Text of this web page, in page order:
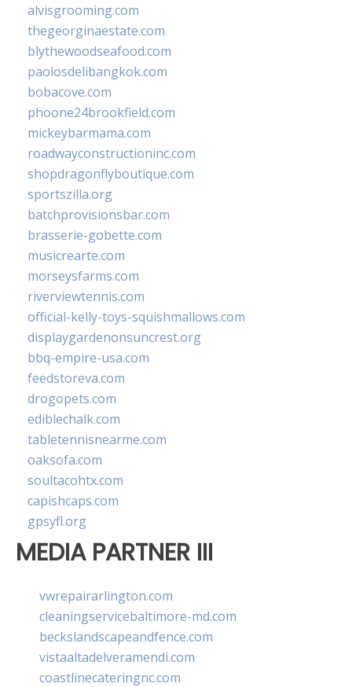
alvisgrooming.com
thegeorginaestate.com
blythewoodseafood.com
paolosdelibangkok.com
bobacove.com
phoone24brookfield.com
mickeybarmama.com
roadwayconstructioninc.com
shopdragonflyboutique.com
sportszilla.org
batchprovisionsbar.com
brasserie-gobette.com
musicrearte.com
morseysfarms.com
riverviewtennis.com
official-kelly-toys-squishmallows.com
displaygardenonsuncrest.org
bbq-empire-usa.com
feedstoreva.com
drogopets.com
ediblechalk.com
tabletennisnearme.com
oaksofa.com
soultacohtx.com
capishcaps.com
gpsyfl.org
MEDIA PARTNER III
vwrepairarlington.com
cleaningservicebaltimore-md.com
beckslandscapeandfence.com
vistaaltadelveramendi.com
coastlinecateringnc.com